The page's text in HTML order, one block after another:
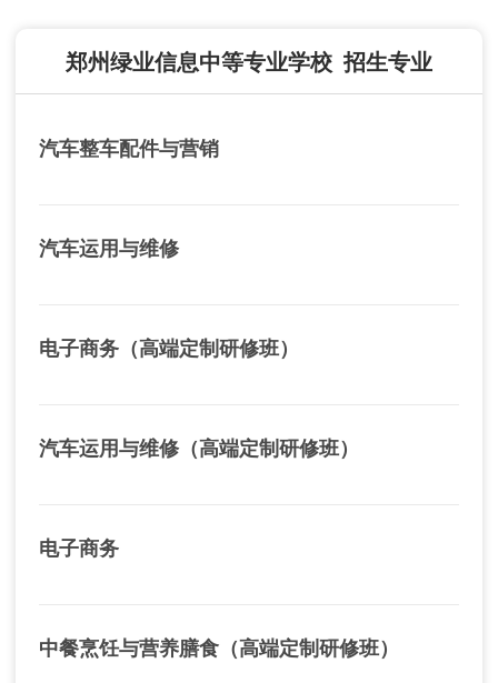
郑州绿业信息中等专业学校 招生专业
汽车整车配件与营销
汽车运用与维修
电子商务（高端定制研修班）
汽车运用与维修（高端定制研修班）
电子商务
中餐烹饪与营养膳食（高端定制研修班）